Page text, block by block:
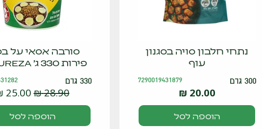
נתחי חלבון סויה בסגנון
עוף
300 גרם 7290019431879
20.00
₪
הוספה לסל
סורבה אסאי על
פירות 330 ג' NATUREZA
330 גרם
28.90
₪
25.00
הוספה לסל